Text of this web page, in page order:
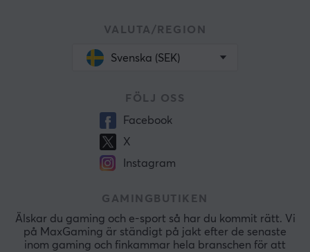
VALUTA/REGION
Svenska (SEK)
FÖLJ OSS
Facebook
X
Instagram
GAMINGBUTIKEN
Älskar du gaming och e-sport så har du kommit rätt. Vi
på MaxGaming är ständigt på jakt efter de senaste
inom gaming och finkammar hela branschen för att